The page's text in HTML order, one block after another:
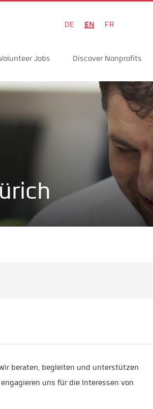
DE EN FR
Jobs Discover Nonprofits
beraten, begleiten und unterstützen
uns für die Interessen von